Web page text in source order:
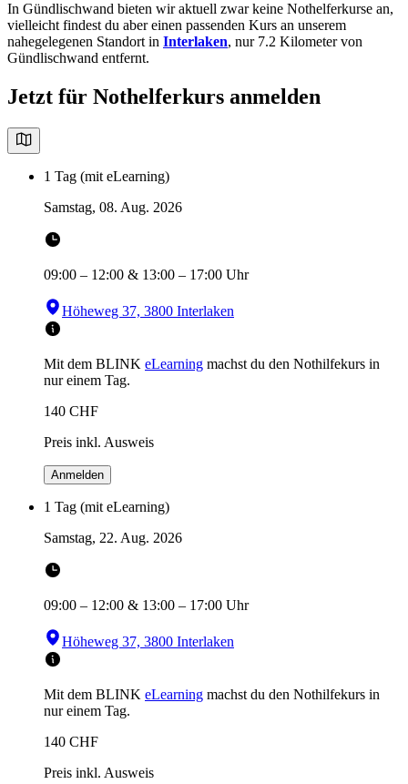
In Gündlischwand bieten wir aktuell zwar keine Nothelferkurse an,
vielleicht findest du aber einen passenden Kurs an unserem
nahegelegenen Standort in Interlaken, nur 7.2 Kilometer von
Gündlischwand entfernt.
Jetzt für Nothelferkurs anmelden
1 Tag (mit eLearning)
Samstag, 08. Aug. 2026
09:00 – 12:00 & 13:00 – 17:00 Uhr
Höheweg 37, 3800 Interlaken
Mit dem BLINK eLearning machst du den Nothilfekurs in
nur einem Tag.
140 CHF
Preis inkl. Ausweis
Anmelden
1 Tag (mit eLearning)
Samstag, 22. Aug. 2026
09:00 – 12:00 & 13:00 – 17:00 Uhr
Höheweg 37, 3800 Interlaken
Mit dem BLINK eLearning machst du den Nothilfekurs in
nur einem Tag.
140 CHF
Preis inkl. Ausweis